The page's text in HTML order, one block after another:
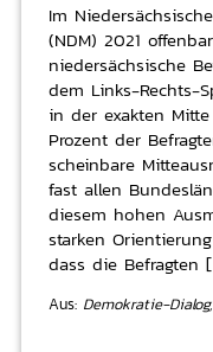
Im
(NDM) 2021
niedersächsische
dem Links-Rechts-
in der exakten
Prozent der
scheinbare
fast allen
diesem hohen
starken
dass die
Aus: Demokratie-Dialog,